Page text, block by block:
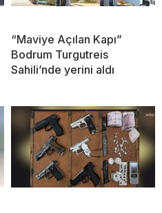
“Maviye Açılan Kapı”
Bodrum Turgutreis
Sahili’nde yerini aldı